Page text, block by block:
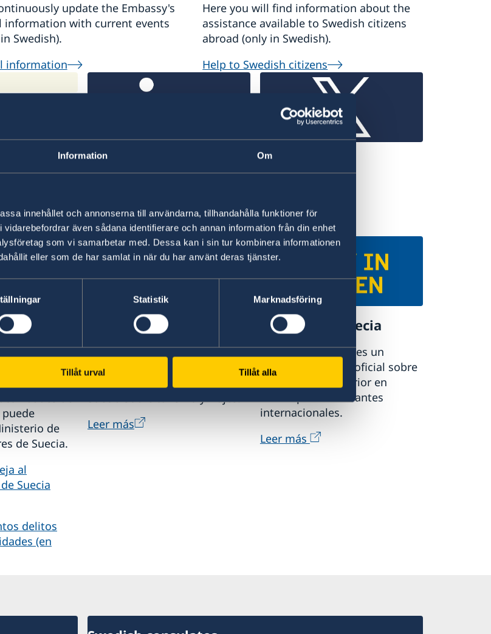
Information Om
innehållet och annonserna till användarna, tillhandahålla funktioner för
även sådana identifierare och annan information från din enhet
som vi samarbetar med. Dessa kan i sin tur kombinera informationen
eller som de har samlat in när du har använt deras tjänster.
Statistik Marknadsföring
Tillåt urval Tillåt alla
update the Embassy's
information with current events
Swedish).
information
Here you will find information about the
assistance available to Swedish citizens
abroad (only in Swedish).
Help to Swedish citizens
LinkedIn X
de
en
de
de Suecia.
al
Suecia
delitos
(en
¡Le damos la bienvenida
Para planificar sus vacaciones
visite la página web oficial de
Leer más
Estudiar en Suecia
Studyinsweden.se es un
completo recurso oficial sobre
la educación superior en
Suecia para estudiantes
internacionales.
Leer más